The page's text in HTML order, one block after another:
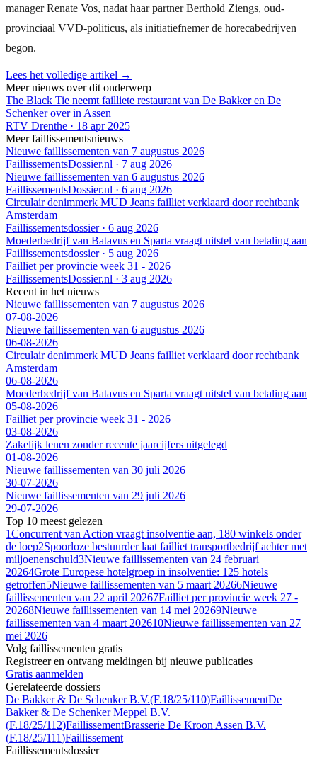
manager Renate Vos, nadat haar partner Berthold Ziengs, oud-
provinciaal VVD-politicus, als initiatiefnemer de horecabedrijven
begon.
Lees het volledige artikel →
Meer nieuws over dit onderwerp
The Black Tie neemt failliete restaurant van De Bakker en De
Schenker over in Assen
RTV Drenthe · 18 apr 2025
Meer faillissementsnieuws
Nieuwe faillissementen van 7 augustus 2026
FaillissementsDossier.nl · 7 aug 2026
Nieuwe faillissementen van 6 augustus 2026
FaillissementsDossier.nl · 6 aug 2026
Circulair denimmerk MUD Jeans failliet verklaard door rechtbank
Amsterdam
Faillissementsdossier· 6 aug 2026
Moederbedrijf van Batavus en Sparta vraagt uitstel van betaling aan
Faillissementsdossier· 5 aug 2026
Failliet per provincie week 31 - 2026
FaillissementsDossier.nl · 3 aug 2026
Recent in het nieuws
Nieuwe faillissementen van 7 augustus 2026
07-08-2026
Nieuwe faillissementen van 6 augustus 2026
06-08-2026
Circulair denimmerk MUD Jeans failliet verklaard door rechtbank
Amsterdam
06-08-2026
Moederbedrijf van Batavus en Sparta vraagt uitstel van betaling aan
05-08-2026
Failliet per provincie week 31 - 2026
03-08-2026
Zakelijk lenen zonder recente jaarcijfers uitgelegd
01-08-2026
Nieuwe faillissementen van 30 juli 2026
30-07-2026
Nieuwe faillissementen van 29 juli 2026
29-07-2026
Top 10 meest gelezen
1Concurrent van Action vraagt insolventie aan, 180 winkels onder
de loep2Spoorloze bestuurder laat failliet transportbedrijf achter met
miljoenenschuld3Nieuwe faillissementen van 24 februari
20264Grote Europese hotelgroep in insolventie: 125 hotels
getroffen5Nieuwe faillissementen van 5 maart 20266Nieuwe
faillissementen van 22 april 20267Failliet per provincie week 27 -
20268Nieuwe faillissementen van 14 mei 20269Nieuwe
faillissementen van 4 maart 202610Nieuwe faillissementen van 27
mei 2026
Volg faillissementen gratis
Registreer en ontvang meldingen bij nieuwe publicaties
Gratis aanmelden
Gerelateerde dossiers
De Bakker & De Schenker B.V.(F.18/25/110)FaillissementDe
Bakker & De Schenker Meppel B.V.
(F.18/25/112)FaillissementBrasserie De Kroon Assen B.V.
(F.18/25/111)Faillissement
Faillissementsdossier